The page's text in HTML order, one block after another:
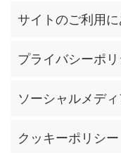
サイトのご利用
プライバシーポ
ソーシャルメデ
クッキーポリシー